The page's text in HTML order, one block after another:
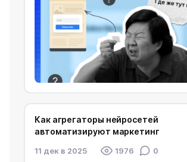
Как агрегаторы нейросетей
автоматизируют маркетинг
11 дек в 2025 1976 0